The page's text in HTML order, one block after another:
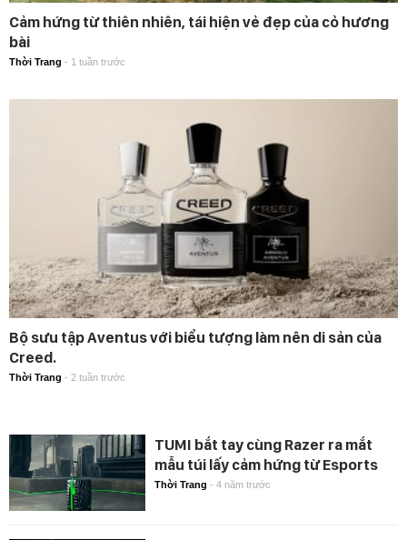
Cảm hứng từ thiên nhiên, tái hiện vẻ đẹp của cỏ hương
bài
Thời Trang - 1 tuần trước
Bộ sưu tập Aventus với biểu tượng làm nên di sản của
Creed.
Thời Trang - 2 tuần trước
TUMI bắt tay cùng Razer ra mắt
mẫu túi lấy cảm hứng từ Esports
Thời Trang - 4 năm trước